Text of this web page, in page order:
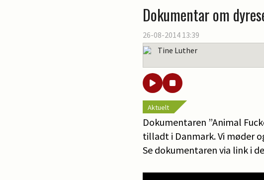
Dokumentar om
26-08-2014 13:39
Tine Luther
Aktuelt
Dokumentaren ”Animal
tilladt i Danmark. Vi møder
Se dokumentaren via link i